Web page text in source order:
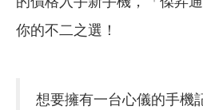
你的不二之選！
想要擁有一台心儀的手機